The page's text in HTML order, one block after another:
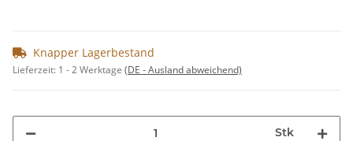
Knapper Lagerbestand
Lieferzeit: 1 - 2 Werktage (DE - Ausland abweichend)
Stk